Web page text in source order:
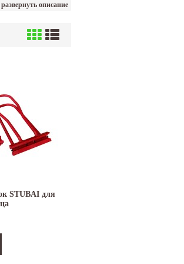
технологий
развернуть описание
STUBAI для